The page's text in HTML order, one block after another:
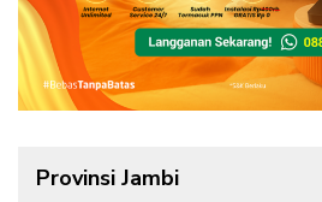
Provinsi Jambi